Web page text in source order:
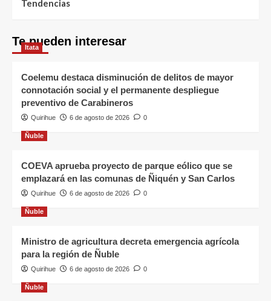
Tendencias
Te pueden interesar
Itata
Coelemu destaca disminución de delitos de mayor
connotación social y el permanente despliegue
preventivo de Carabineros
Quirihue 6 de agosto de 2026 0
Ñuble
COEVA aprueba proyecto de parque eólico que se
emplazará en las comunas de Ñiquén y San Carlos
Quirihue 6 de agosto de 2026 0
Ñuble
Ministro de agricultura decreta emergencia agrícola
para la región de Ñuble
Quirihue 6 de agosto de 2026 0
Ñuble